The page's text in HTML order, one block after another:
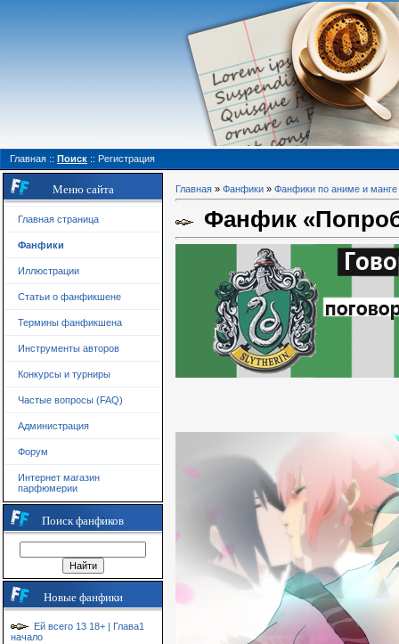
Главная :: Поиск :: Регистрация
Меню сайта
Главная страница
Фанфики
Иллюстрации
Статьи о фанфикшене
Термины фанфикшена
Инструменты авторов
Конкурсы и турниры
Частые вопросы (FAQ)
Администрация
Форум
Интернет магазин
парфюмерии
Поиск фанфиков
Новые фанфики
Ей всего 13 18+ | Глава1
начало
Главная » Фанфики » Фанфики по аниме и манге
Фанфик